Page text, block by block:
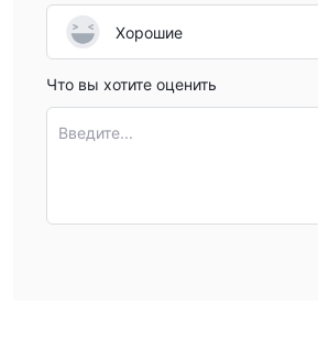
Хорошие
Что вы хотите оценить
Введите...